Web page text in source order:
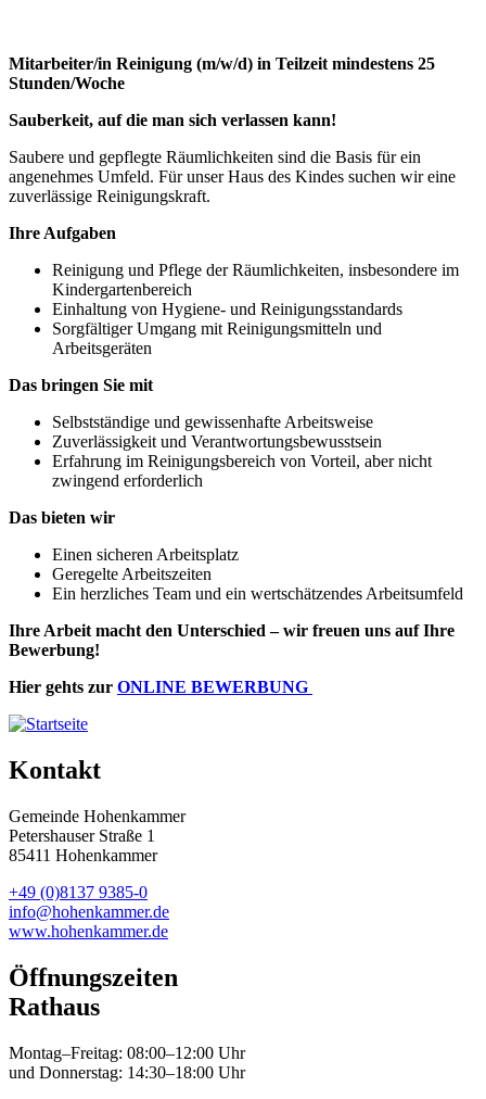
Mitarbeiter/in Reinigung (m/w/d) in Teilzeit mindestens 25
Stunden/Woche
Sauberkeit, auf die man sich verlassen kann!
Saubere und gepflegte Räumlichkeiten sind die Basis für ein
angenehmes Umfeld. Für unser Haus des Kindes suchen wir eine
zuverlässige Reinigungskraft.
Ihre Aufgaben
Reinigung und Pflege der Räumlichkeiten, insbesondere im
Kindergartenbereich
Einhaltung von Hygiene- und Reinigungsstandards
Sorgfältiger Umgang mit Reinigungsmitteln und
Arbeitsgeräten
Das bringen Sie mit
Selbstständige und gewissenhafte Arbeitsweise
Zuverlässigkeit und Verantwortungsbewusstsein
Erfahrung im Reinigungsbereich von Vorteil, aber nicht
zwingend erforderlich
Das bieten wir
Einen sicheren Arbeitsplatz
Geregelte Arbeitszeiten
Ein herzliches Team und ein wertschätzendes Arbeitsumfeld
Ihre Arbeit macht den Unterschied – wir freuen uns auf Ihre
Bewerbung!
Hier gehts zur ONLINE BEWERBUNG
Kontakt
Gemeinde Hohenkammer
Petershauser Straße 1
85411 Hohenkammer
+49 (0)8137 9385-0
info@hohenkammer.de
www.hohenkammer.de
Öffnungszeiten
Rathaus
Montag–Freitag: 08:00–12:00 Uhr
und Donnerstag: 14:30–18:00 Uhr